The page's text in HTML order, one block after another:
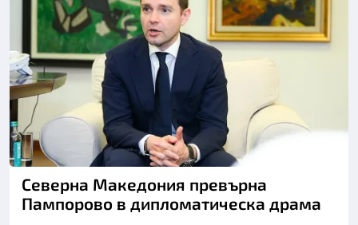
Северна Македония превърна
Пампорово в дипломатическа драма